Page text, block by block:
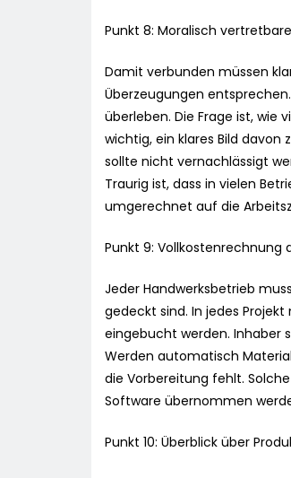
Punkt 8: Moralisch
Damit verbunden müssen
Überzeugungen
überleben. Die Frage ist, wie
wichtig, ein klares Bild davon
sollte nicht vernachlässigt
Traurig ist, dass in vielen
umgerechnet auf die
Punkt 9: Vollkostenrechnung
Jeder Handwerksbetrieb
gedeckt sind. In jedes
eingebucht werden. Inhaber
Werden automatisch
die Vorbereitung fehlt.
Software übernommen
Punkt 10: Überblick über